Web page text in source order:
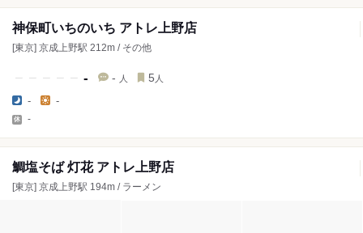
神保町いちのいち アトレ上野店
[東京] 京成上野駅 212m / その他
- - 人 5 人
- -
-
鯛塩そば 灯花 アトレ上野店
[東京] 京成上野駅 194m / ラーメン